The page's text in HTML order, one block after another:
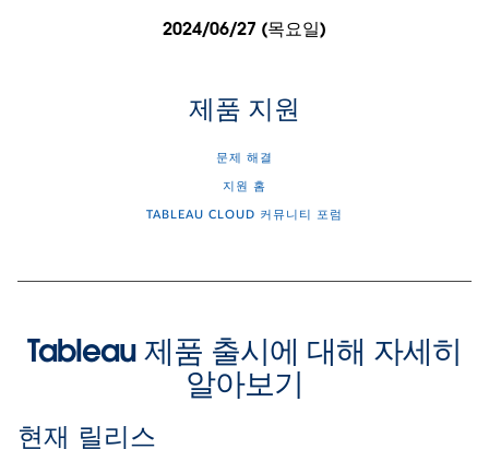
2024/06/27 (목요일)
제품 지원
문제 해결
지원 홈
TABLEAU CLOUD 커뮤니티 포럼
Tableau 제품 출시에 대해 자세히
알아보기
현재 릴리스